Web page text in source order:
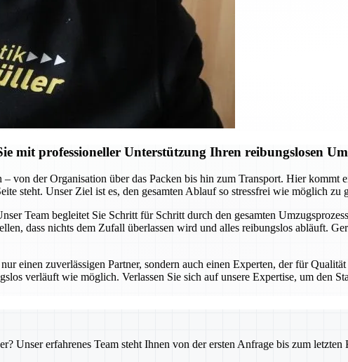
mit professioneller Unterstützung Ihren reibungslosen
von der Organisation über das Packen bis hin zum Transport. Hier
steht. Unser Ziel ist es, den gesamten Ablauf so stressfrei wie möglich zu
Team begleitet Sie Schritt für Schritt durch den gesamten
dass nichts dem Zufall überlassen wird und alles reibungslos abläuft.
einen zuverlässigen Partner, sondern auch einen Experten, der für
verläuft wie möglich. Verlassen Sie sich auf unsere Expertise, um den
Unser erfahrenes Team steht Ihnen von der ersten Anfrage bis zum